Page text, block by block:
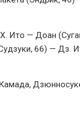
Ито — Доан
66) — Дз.